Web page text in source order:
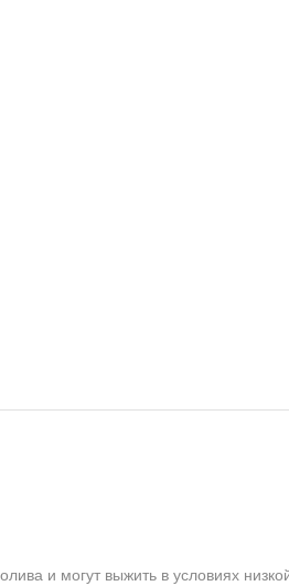
и могут выжить в условиях